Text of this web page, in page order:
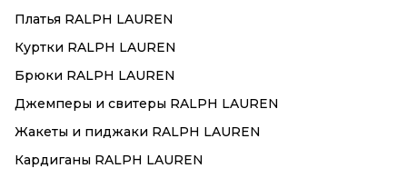
Платья RALPH LAUREN
Куртки RALPH LAUREN
Брюки RALPH LAUREN
Джемперы и свитеры RALPH LAUREN
Жакеты и пиджаки RALPH LAUREN
Кардиганы RALPH LAUREN